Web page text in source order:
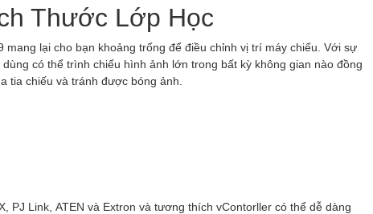
Thước Lớp Học
lại cho bạn khoảng trống để điều chỉnh vị trí máy chiếu. Với sự
có thể trình chiếu hình ảnh lớn trong bất kỳ không gian nào đồng
tia chiếu và tránh được bóng ảnh.
PJ Link, ATEN và Extron và tương thích vContorller có thể dễ dàng